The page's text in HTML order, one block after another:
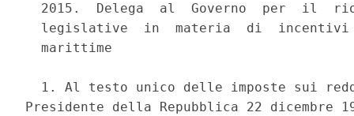
2015.  Delega  al  Governo  per  il
legislative  in  materia  di
  marittime
1. Al testo unico delle imposte sui
Presidente della Repubblica 22 dicembre